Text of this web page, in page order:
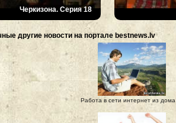
Черкизона. Серия 18
другие новости на портале bestnews.lv
Работа в сети интернет из дома